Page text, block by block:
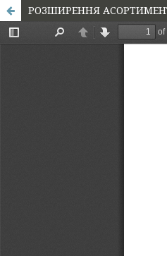
РОЗШИРЕННЯ